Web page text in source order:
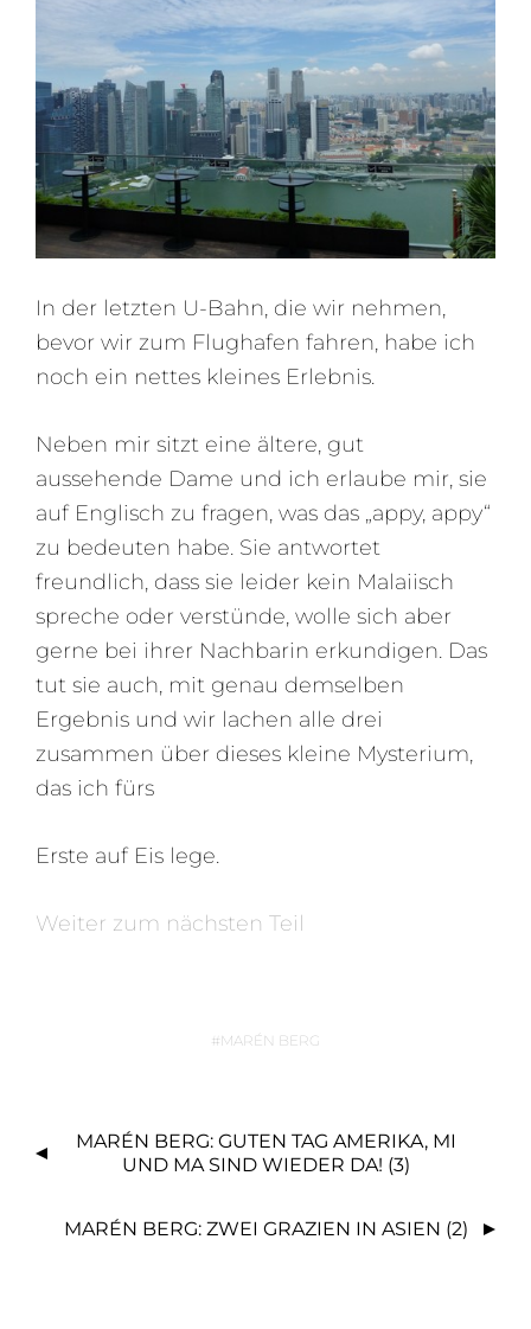
In der letzten U-Bahn, die wir nehmen,
bevor wir zum Flughafen fahren, habe ich
noch ein nettes kleines Erlebnis.
Neben mir sitzt eine ältere, gut
aussehende Dame und ich erlaube mir, sie
auf Englisch zu fragen, was das „appy, appy“
zu bedeuten habe. Sie antwortet
freundlich, dass sie leider kein Malaiisch
spreche oder verstünde, wolle sich aber
gerne bei ihrer Nachbarin erkundigen. Das
tut sie auch, mit genau demselben
Ergebnis und wir lachen alle drei
zusammen über dieses kleine Mysterium,
das ich fürs
Erste auf Eis lege.
Weiter zum nächsten Teil
MARÉN BERG
E
MARÉN BERG: GUTEN TAG AMERIKA, MI
UND MA SIND WIEDER DA! (3)
MARÉN BERG: ZWEI GRAZIEN IN ASIEN (2)